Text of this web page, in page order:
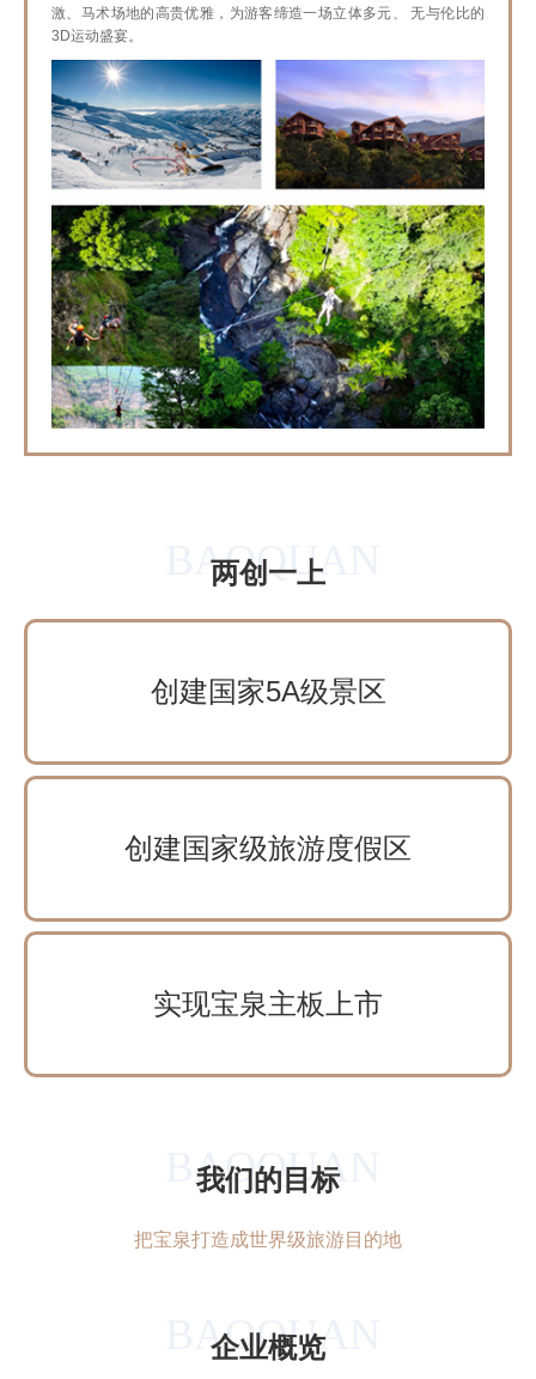
激、马术场地的高贵优雅，为游客缔造一场立体多元、 无与伦比的
3D运动盛宴。
两创一上
BAOQUAN
创建国家5A级景区
创建国家级旅游度假区
实现宝泉主板上市
我们的目标
BAOQUAN
把宝泉打造成世界级旅游目的地
企业概览
BAOQUAN